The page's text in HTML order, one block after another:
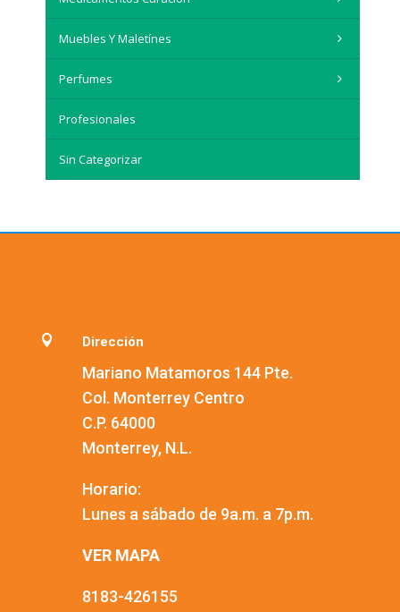
Muebles Y Maletínes
Perfumes
Profesionales
Sin Categorizar
 Dirección
Mariano Matamoros 144 Pte.
Col. Monterrey Centro
C.P. 64000
Monterrey, N.L.
Horario:
Lunes a sábado de 9a.m. a 7p.m.
VER MAPA
8183-426155